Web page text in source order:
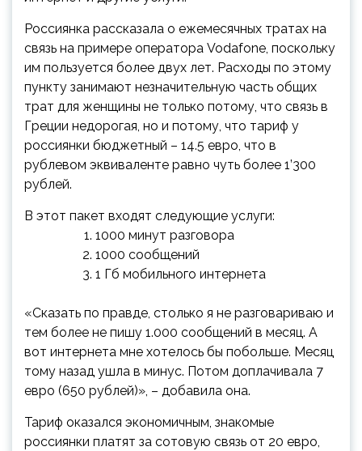
Россиянка рассказала о ежемесячных тратах на
связь на примере оператора Vodafone, поскольку
им пользуется более двух лет. Расходы по этому
пункту занимают незначительную часть общих
трат для женщины не только потому, что связь в
Греции недорогая, но и потому, что тариф у
россиянки бюджетный – 14.5 евро, что в
рублевом эквиваленте равно чуть более 1’300
рублей.
В этот пакет входят следующие услуги:
1000 минут разговора
1000 сообщений
1 Гб мобильного интернета
«Сказать по правде, столько я не разговариваю и
тем более не пишу 1.000 сообщений в месяц. А
вот интернета мне хотелось бы побольше. Месяц
тому назад ушла в минус. Потом доплачивала 7
евро (650 рублей)», – добавила она.
Тариф оказался экономичным, знакомые
россиянки платят за сотовую связь от 20 евро,